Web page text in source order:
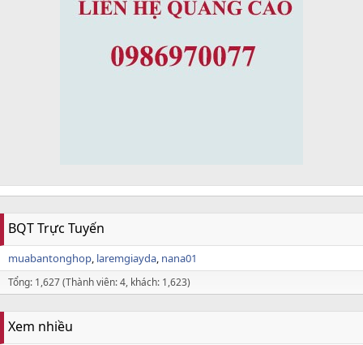
BQT Trực Tuyến
muabantonghop laremgiayda nana01
Tổng: 1,627 (Thành viên: 4, khách: 1,623)
Xem nhiều